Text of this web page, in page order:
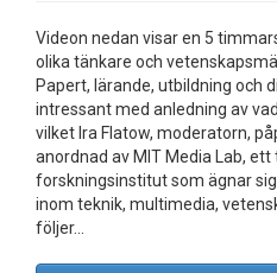
Videon nedan visar en 5
olika tänkare och
Papert, lärande, utbildning och
intressant med anledning av
vilket Ira Flatow, moderatorn,
anordnad av MIT Media Lab,
forskningsinstitut som ägnar
inom teknik, multimedia,
följer…